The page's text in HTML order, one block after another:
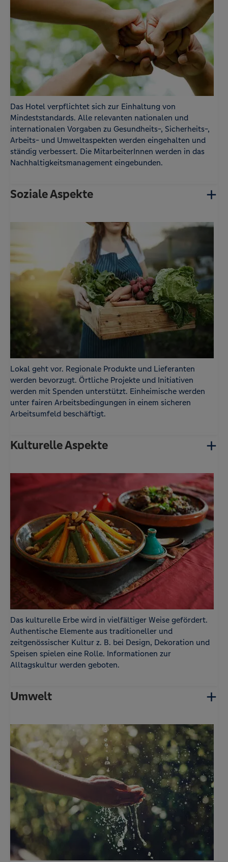
Das Hotel verpflichtet sich zur Einhaltung von
Mindeststandards. Alle relevanten nationalen und
internationalen Vorgaben zu Gesundheits-, Sicherheits-,
Arbeits- und Umweltaspekten werden eingehalten und
ständig verbessert. Die MitarbeiterInnen werden in das
Nachhaltigkeitsmanagement eingebunden.
Soziale Aspekte
Lokal geht vor. Regionale Produkte und Lieferanten
werden bevorzugt. Örtliche Projekte und Initiativen
werden mit Spenden unterstützt. Einheimische werden
unter fairen Arbeitsbedingungen in einem sicheren
Arbeitsumfeld beschäftigt.
Kulturelle Aspekte
Das kulturelle Erbe wird in vielfältiger Weise gefördert.
Authentische Elemente aus traditioneller und
zeitgenössischer Kultur z. B. bei Design, Dekoration und
Speisen spielen eine Rolle. Informationen zur
Alltagskultur werden geboten.
Umwelt